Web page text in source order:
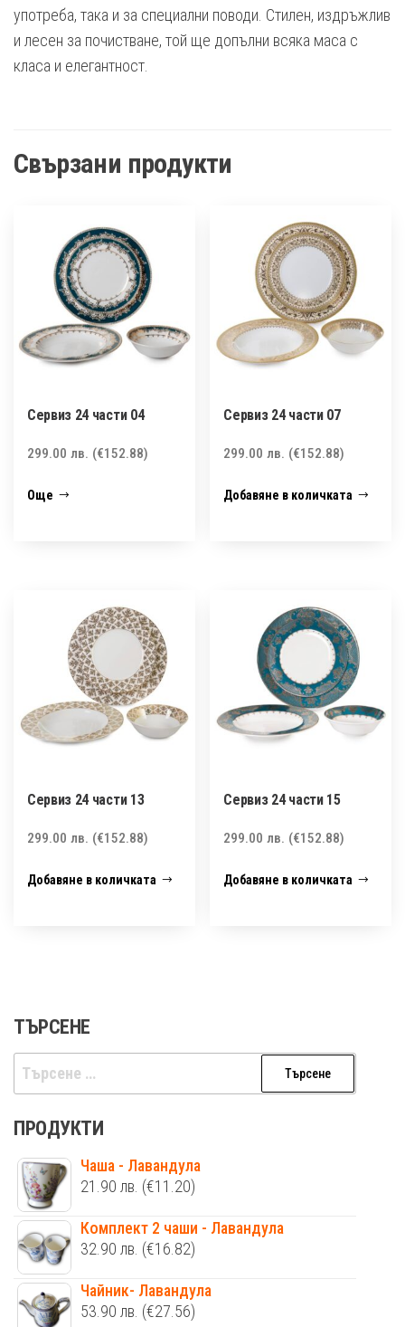
употреба, така и за специални поводи. Стилен, издръжлив
и лесен за почистване, той ще допълни всяка маса с
класа и елегантност.
Свързани продукти
Сервиз 24 части 04
299.00 лв. (€152.88)
Още
Сервиз 24 части 07
299.00лв. (€152.88)
Добавяне в количката
Сервиз 24 части 13
299.00 лв. (€152.88)
Добавяне в количката
Сервиз 24 части 15
299.00лв. (€152.88)
Добавяне в количката
ТЪРСЕНЕ
Търсене
за:
ПРОДУКТИ
Чаша - Лавандула
21.90 лв. (€11.20)
Комплект 2 чаши - Лавандула
32.90 лв. (€16.82)
Чайник- Лавандула
53.90 лв. (€27.56)